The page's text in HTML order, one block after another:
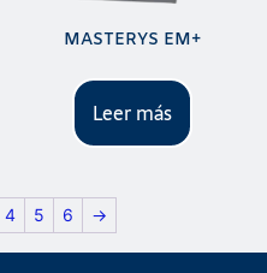
MASTERYS EM+
Leer más
4 5 6 →